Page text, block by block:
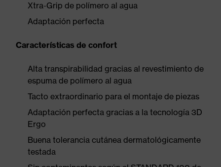
Xtra-Grip de polímero al agua
Adaptación perfecta
Características de confort
Alta transpirabilidad gracias al revestimiento de
espuma de polímero al agua
Tacto extraordinario para el montaje de piezas
Adaptación perfecta gracias a la tecnología 3D
Ergo
Buena tolerancia cutánea dermatológicamente
testada